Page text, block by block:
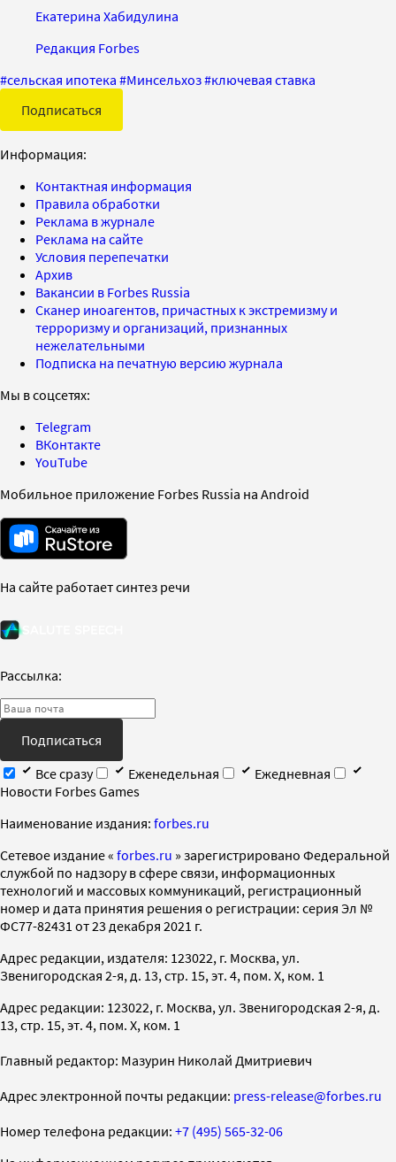
Екатерина Хабидулина
Редакция Forbes
#сельская ипотека #Минсельхоз#ключевая ставка
Подписаться
Информация:
Контактная информация
Правила обработки
Реклама в журнале
Реклама на сайте
Условия перепечатки
Архив
Вакансии в Forbes Russia
Сканер иноагентов, причастных к экстремизму и
терроризму и организаций, признанных
нежелательными
Подписка на печатную версию журнала
Мы в соцсетях:
Telegram
ВКонтакте
YouTube
Мобильное приложение Forbes Russia на Android
На сайте работает синтез речи
Рассылка:
Подписаться
Все сразу
Еженедельная
Ежедневная
Новости Forbes Games
Наименование издания: forbes.ru
Cетевое издание « forbes.ru » зарегистрировано Федеральной
службой по надзору в сфере связи, информационных
технологий и массовых коммуникаций, регистрационный
номер и дата принятия решения о регистрации: серия Эл №
ФС77-82431 от 23 декабря 2021 г.
Адрес редакции, издателя: 123022, г. Москва, ул.
Звенигородская 2-я, д. 13, стр. 15, эт. 4, пом. X, ком. 1
Адрес редакции: 123022, г. Москва, ул. Звенигородская 2-я, д.
13, стр. 15, эт. 4, пом. X, ком. 1
Главный редактор: Мазурин Николай Дмитриевич
Адрес электронной почты редакции: press-release@forbes.ru
Номер телефона редакции: +7 (495) 565-32-06